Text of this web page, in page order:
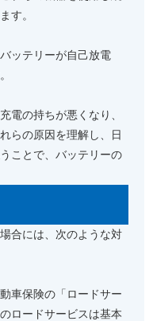
す。
ッテリーが自己放電
電の持ちが悪くなり、
らの原因を理解し、日
ことで、バッテリーの
合には、次のような対
車保険の「ロードサー
ロードサービスは基本